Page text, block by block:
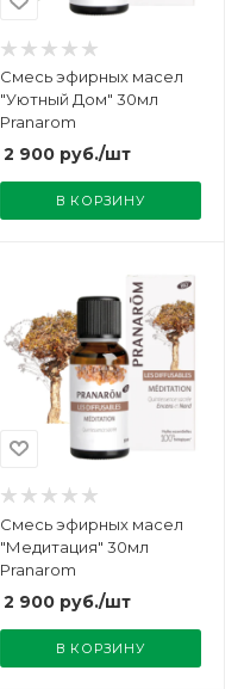
Смесь эфирных масел
"Уютный Дом" 30мл
Pranarom
2 900руб./шт
В КОРЗИНУ
Смесь эфирных масел
"Медитация" 30мл
Pranarom
2 900руб./шт
В КОРЗИНУ